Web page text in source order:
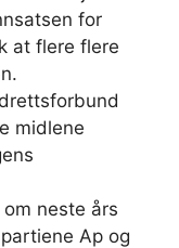
for
at flere flere
midlene
neste års
Ap og